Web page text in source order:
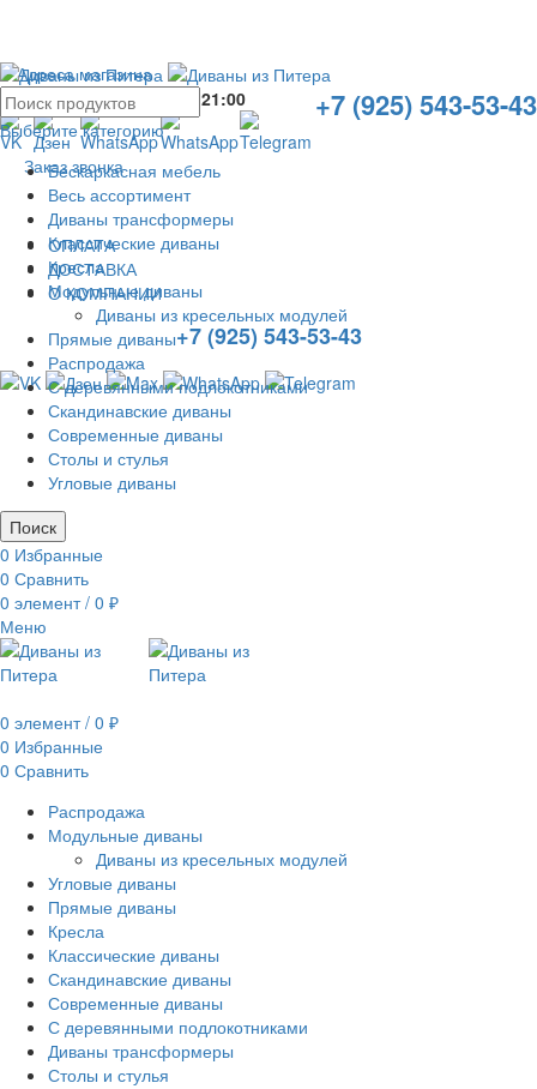
Адреса магазина
+7 (925) 543-53-43
Без выходных с10:00 21:00
Заказ звонка
ОПЛАТА
ДОСТАВКА
О КОМПАНИИ
+7 (925) 543-53-43
Выберите категорию
Бескаркасная мебель
Весь ассортимент
Диваны трансформеры
Классические диваны
Кресла
Модульные диваны
Диваны из кресельных модулей
Прямые диваны
Распродажа
С деревянными подлокотниками
Скандинавские диваны
Современные диваны
Столы и стулья
Угловые диваны
Поиск
0 Избранные
0 Сравнить
0 элемент / 0 ₽
Меню
0 элемент / 0 ₽
0 Избранные
0 Сравнить
Распродажа
Модульные диваны
Диваны из кресельных модулей
Угловые диваны
Прямые диваны
Кресла
Классические диваны
Скандинавские диваны
Современные диваны
С деревянными подлокотниками
Диваны трансформеры
Столы и стулья